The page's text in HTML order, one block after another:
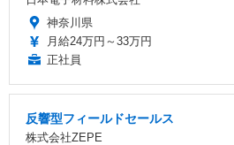
神奈川県
月給24万円～33万円
正社員
反響型フィールドセールス
株式会社ZEPE